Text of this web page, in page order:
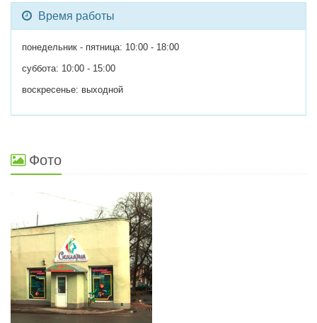
Время работы
понедельник - пятница: 10:00 - 18:00
суббота: 10:00 - 15:00
воскресенье: выходной
Фото